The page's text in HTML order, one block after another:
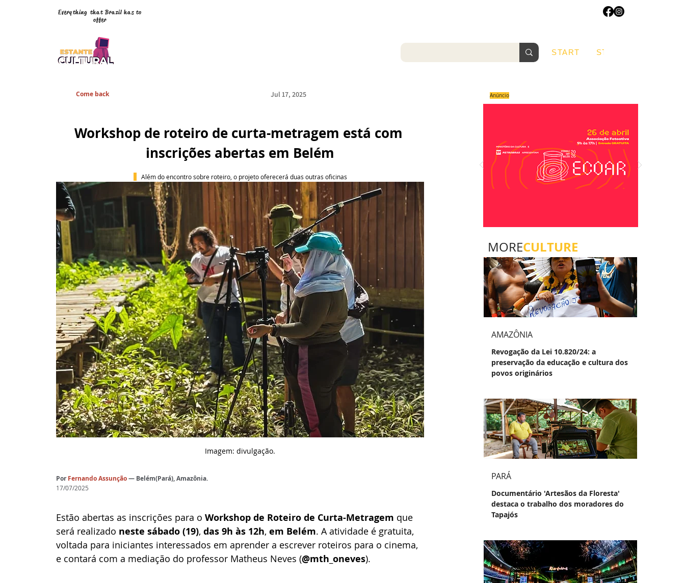
Everything that Brazil has to
offer
START START
Come back Jul 17, 2025
Workshop de roteiro de curta-metragem está com
inscrições abertas em Belém
Além do encontro sobre roteiro, o projeto oferecerá duas outras oficinas
Imagem: divulgação.
Por Fernando Assunção— Belém(Pará), Amazônia.
17/07/2025
Estão abertas as inscrições para o Workshop de Roteiro de Curta-Metragem que
será realizado neste sábado (19), das 9h às 12h, em Belém. A atividade é gratuita,
voltada para iniciantes interessados em aprender a escrever roteiros para o cinema,
e contará com a mediação do professor Matheus Neves (@mth_oneves).
Anúncio
MORECULTURE
AMAZÔNIA
Revogação da Lei 10.820/24: a
preservação da educação e cultura dos
povos originários
PARÁ
Documentário 'Artesãos da Floresta'
destaca o trabalho dos moradores do
Tapajós